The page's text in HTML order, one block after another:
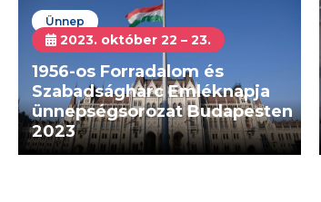
Ünnep
2023. október 22 – 23.
1956-os Forradalom és
Szabadságharc Emléknapja
ünnepségsorozat Budapesten
2023